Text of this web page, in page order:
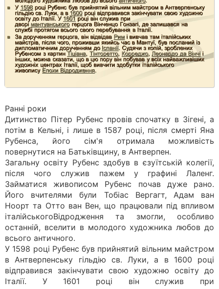
Ранні роки
Дитинство Пітер Рубенс провів спочатку в Зігені, а
потім в Кельні, і лише в 1587 році, після смерті Яна
Рубенса, його сім'я отримала можливість
повернутися на Батьківщину, в Антверпен.
Загальну освіту Рубенс здобув в єзуїтській колегії,
після чого служив пажем у графині Лаленг.
Займатися живописом Рубенс почав дуже рано.
Його вчителями були Тобіас Вергагт, Адам ван
Ноорт та Отто ван Вен, що працювали під впливом
італійськогоВідродження та змогли, особливо
останній, вселити в молодого художника любов до
всього античного.
У 1598 році Рубенс був прийнятий вільним майстром
в Антверпенську гільдію св. Луки, а в 1600 році
відправився закінчувати свою художню освіту до
Італії. У 1601 році він служив при